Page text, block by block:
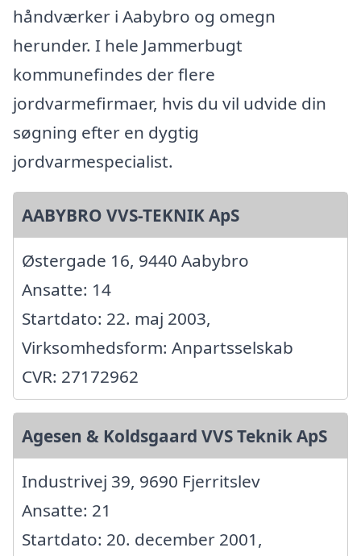
håndværker i Aabybro og omegn
herunder. I hele Jammerbugt
kommunefindes der flere
jordvarmefirmaer, hvis du vil udvide din
søgning efter en dygtig
jordvarmespecialist.
AABYBRO VVS-TEKNIK ApS
Østergade 16, 9440 Aabybro
Ansatte: 14
Startdato: 22. maj 2003,
Virksomhedsform: Anpartsselskab
CVR: 27172962
Agesen & Koldsgaard VVS Teknik ApS
Industrivej 39, 9690 Fjerritslev
Ansatte: 21
Startdato: 20. december 2001,